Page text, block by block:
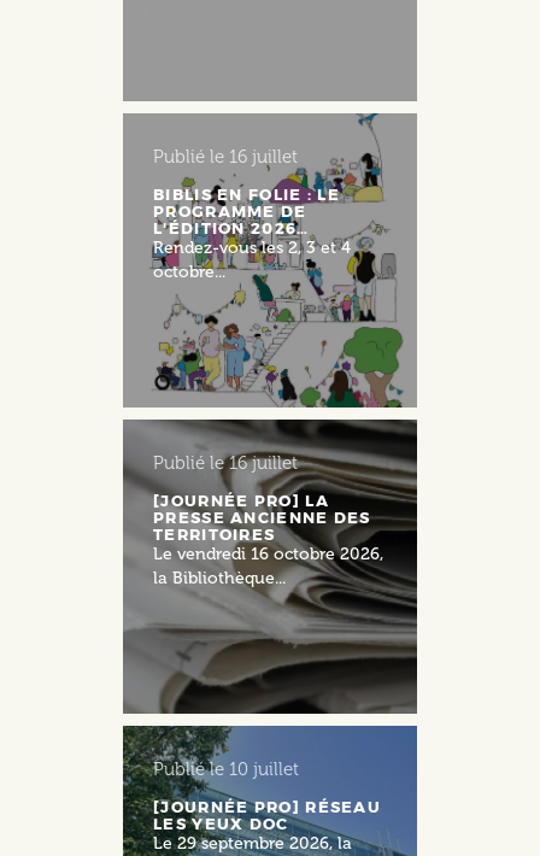
Publié le 16 juillet
BIBLIS EN FOLIE : LE
PROGRAMME DE
L'ÉDITION 2026…
Rendez-vous les 2, 3 et 4
octobre...
Publié le16 juillet
[JOURNÉE PRO] LA
PRESSE ANCIENNE DES
TERRITOIRES
Le vendredi 16 octobre 2026,
la Bibliothèque...
Publié le 10 juillet
[JOURNÉE PRO] RÉSEAU
LES YEUX DOC
Le 29 septembre 2026, la